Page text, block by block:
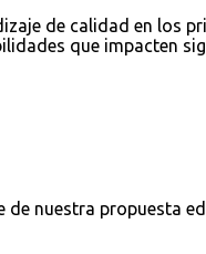
de calidad en los
que impacten
de nuestra propuesta